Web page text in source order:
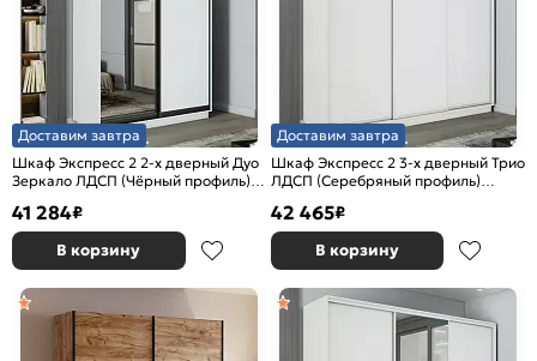
Доставим завтра
Шкаф Экспресс 2 2-х дверный Дуо
Зеркало ЛДСП (Чёрный профиль)
41 284₽
В корзину
Доставим завтра
Шкаф Экспресс 2 3-х дверный Трио
ЛДСП (Серебряный профиль)
42 465₽
В корзину